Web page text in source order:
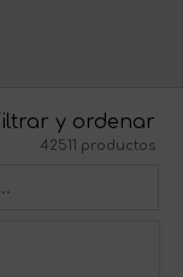
y ordenar
42511 productos